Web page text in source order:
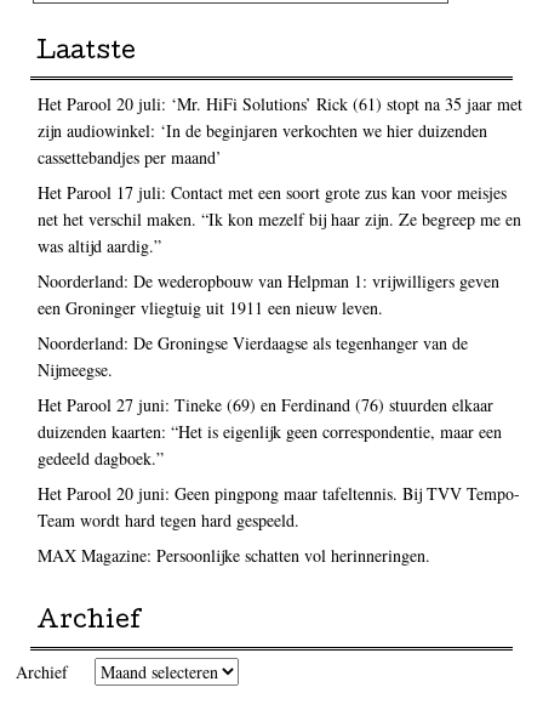
Laatste
Het Parool 20 juli: ‘Mr. HiFi Solutions’ Rick (61) stopt na 35 jaar met
zijn audiowinkel: ‘In de beginjaren verkochten we hier duizenden
cassettebandjes per maand’
Het Parool 17 juli: Contact met een soort grote zus kan voor meisjes
net het verschil maken. “Ik kon mezelf bij haar zijn. Ze begreep me en
was altijd aardig.”
Noorderland: De wederopbouw van Helpman 1: vrijwilligers geven
een Groninger vliegtuig uit 1911 een nieuw leven.
Noorderland: De Groningse Vierdaagse als tegenhanger van de
Nijmeegse.
Het Parool 27 juni: Tineke (69) en Ferdinand (76) stuurden elkaar
duizenden kaarten: “Het is eigenlijk geen correspondentie, maar een
gedeeld dagboek.”
Het Parool 20 juni: Geen pingpong maar tafeltennis. Bij TVV Tempo-
Team wordt hard tegen hard gespeeld.
MAX Magazine: Persoonlijke schatten vol herinneringen.
Archief
Archief